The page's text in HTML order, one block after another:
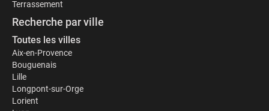
Terrassement
Recherche par ville
Toutes les villes
Aix-en-Provence
Bouguenais
Lille
Longpont-sur-Orge
Lorient